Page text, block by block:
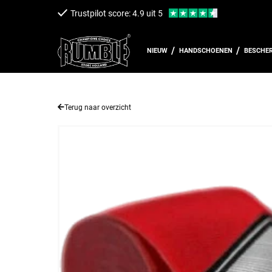
naar de contentTrustpilot score: 4.9 uit 5
NIEUW HANDSCHOENEN
Terug naar overzicht